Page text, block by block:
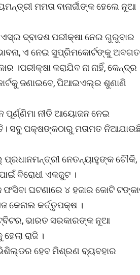
ମମତା ବାନାର୍ଜୀଙ୍କ ହେଲେ ନୂଆ
ଦ୍ବାଦଶ ପରୀକ୍ଷା ନେଇ ଗୁରୁବାର
ଏ ନେଇ ସୁପ୍ରିମକୋର୍ଟଙ୍କୁ ଅବଗତ
।ପରୀକ୍ଷା କରାଯିବ ନା ନାହିଁ, କେନ୍ଦ୍ର
ଜଣାଇବେ, ପିଆଇଏଲ୍‌ର ଶୁଣାଣି
ପୂର୍ଣ୍ଣିମା ନୀତି ଆୟୋଜନ ନେଇ
ସବୁ ପକ୍ଷଙ୍କଠାରୁ ମତାମତ
ନେତନ୍ୟାହୁଙ୍କ ଚୌକି,
ବିରୋଧୀ ଏକଜୁଟ ।
ଫସିବା ଘଟଣାରେ ୪ ହଜାର କୋଟି
କେନାଲ କର୍ତ୍ତୃପକ୍ଷ ।
ଭାରତ ସରକାରଙ୍କ ନୂଆ
ରାଜି ।
ହେବ ମିଶ୍ରଣ ବ୍ୟବହାର